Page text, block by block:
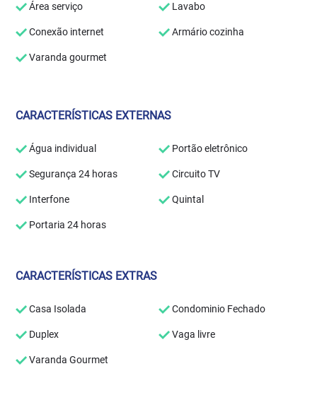
Área serviço Lavabo
Conexão internet Armário cozinha
Varanda gourmet
CARACTERÍSTICAS EXTERNAS
Água individual Portão eletrônico
Segurança 24 horas Circuito TV
Interfone Quintal
Portaria 24 horas
CARACTERÍSTICAS EXTRAS
Casa Isolada Condominio Fechado
Duplex Vaga livre
Varanda Gourmet